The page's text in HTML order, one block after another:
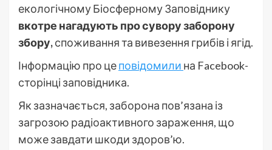
екологічному Біосферному Заповіднику
вкотре нагадують про сувору заборону
збору,споживання та вивезення грибів і ягід.
Інформацію про цеповідомили на Facebook-
сторінці заповідника.
Як зазначається, заборона пов’язана із
загрозою радіоактивного зараження, що
може завдати шкоди здоров’ю.